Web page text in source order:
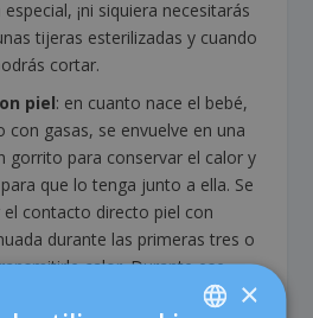
¡ni siquiera necesitarás
tijeras esterilizadas y cuando
cortar.
piel: en cuanto nace el bebé,
con gasas, se envuelve en una
gorrito para conservar el calor y
que lo tenga junto a ella. Se
contacto directo piel con
durante las primeras tres o
calor. Durante ese
también el padre, ¡es un
×